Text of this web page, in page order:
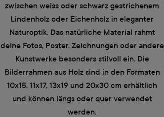
zwischen weiss oder schwarz gestrichenem
Lindenholz oder Eichenholz in eleganter
Naturoptik. Das natürliche Material rahmt
deine Fotos, Poster, Zeichnungen oder andere
Kunstwerke besonders stilvoll ein. Die
Bilderrahmen aus Holz sind in den Formaten
10x15, 11x17, 13x19 und 20x30 cm erhältlich
und können längs oder quer verwendet
werden.